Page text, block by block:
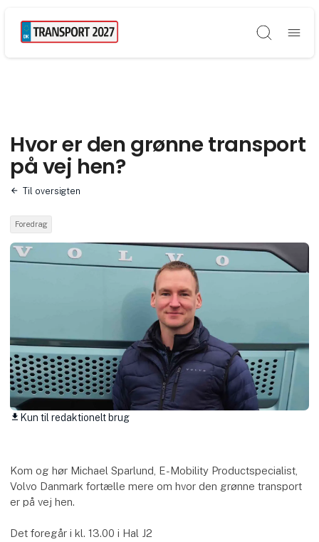
Søg
Hvor er den grønne transport
på vej hen?
Til oversigten
Foredrag
download Kun til redaktionelt brug
Kom og hør Michael Sparlund, E-Mobility Productspecialist,
Volvo Danmark fortælle mere om hvor den grønne transport
er på vej hen.
Det foregår i kl. 13.00 i Hal J2